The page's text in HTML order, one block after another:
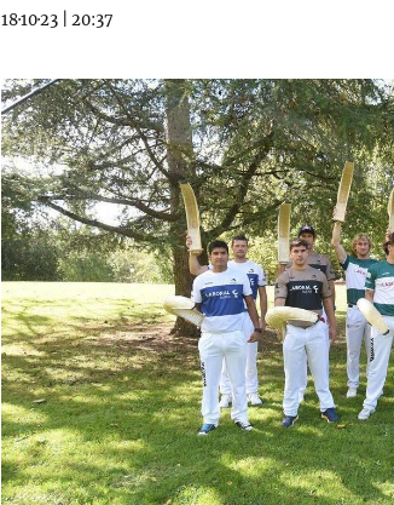
18·10·23 20:37